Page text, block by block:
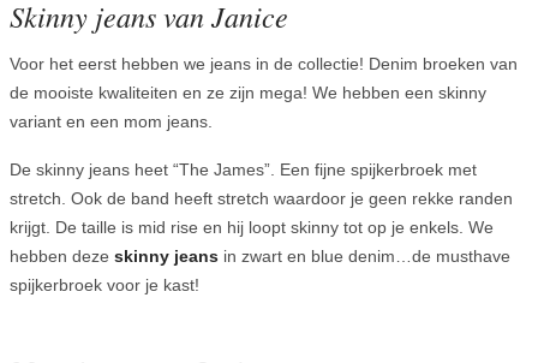
Skinny jeans van Janice
Voor het eerst hebben we jeans in de collectie! Denim broeken van
de mooiste kwaliteiten en ze zijn mega! We hebben een skinny
variant en een mom jeans.
De skinny jeans heet “The James”. Een fijne spijkerbroek met
stretch. Ook de band heeft stretch waardoor je geen rekke randen
krijgt. De taille is mid rise en hij loopt skinny tot op je enkels. We
hebben deze skinny jeans in zwart en blue denim…de musthave
spijkerbroek voor je kast!